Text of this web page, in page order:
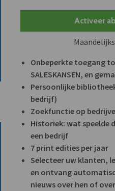
Activeer
Onbeperkte toegang
SALESKANSEN, en
Persoonlijke
bedrijf)
Zoekfunctie op
Historiek: wat speelde
een bedrijf
7 print edities per jaar
Selecteer uw klanten,
en ontvang
nieuws over hen of